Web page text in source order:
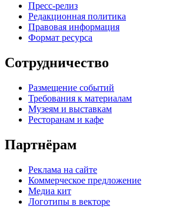
Пресс-релиз
Редакционная политика
Правовая информация
Формат ресурса
Сотрудничество
Размещение событий
Требования к материалам
Музеям и выставкам
Ресторанам и кафе
Партнёрам
Реклама на сайте
Коммерческое предложение
Медиа кит
Логотипы в векторе